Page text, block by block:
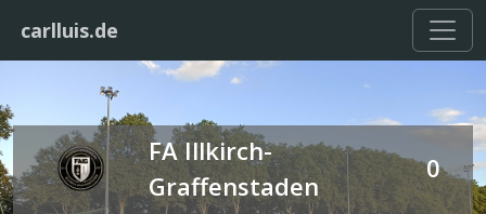
carlluis.de
FA Illkirch-
Graffenstaden
0